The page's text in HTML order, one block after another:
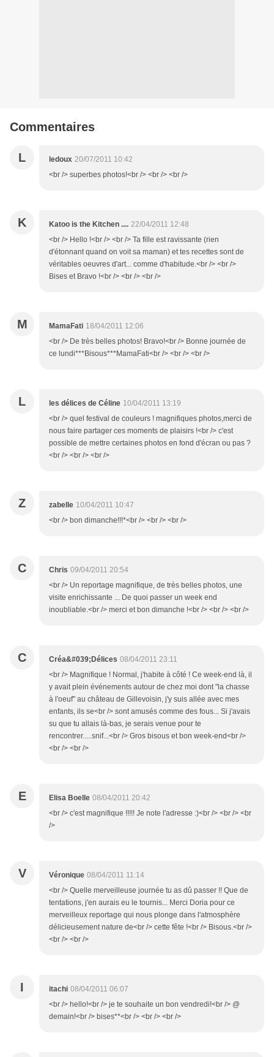
Commentaires
L ledoux 20/07/2011 10:42
<br /> superbes photos!<br /> <br /> <br />
K Katoo is the Kitchen .... 22/04/2011 12:48
<br /> Hello !<br /> <br /> Ta fille est ravissante (rien
d'étonnant quand on voit sa maman) et tes recettes sont de
véritables oeuvres d'art... comme d'habitude.<br /> <br />
Bises et Bravo !<br /> <br /> <br />
M MamaFati 18/04/2011 12:06
<br /> De très belles photos! Bravo!<br /> Bonne journée de
ce lundi***Bisous***MamaFati<br /> <br /> <br />
L les délices de Céline 10/04/2011 13:19
<br /> quel festival de couleurs ! magnifiques photos,merci de
nous faire partager ces moments de plaisirs !<br /> c'est
possible de mettre certaines photos en fond d'écran ou pas ?
<br /> <br /> <br />
Z zabelle 10/04/2011 10:47
<br /> bon dimanche!!!*<br /> <br /> <br />
C Chris 09/04/2011 20:54
<br /> Un reportage magnifique, de très belles photos, une
visite enrichissante ... De quoi passer un week end
inoubliable.<br /> merci et bon dimanche !<br /> <br /> <br />
C Créa&#039;Délices 08/04/2011 23:11
<br /> Magnifique ! Normal, j'habite à côté ! Ce week-end là, il
y avait plein événements autour de chez moi dont "la chasse
à l'oeuf" au château de Gillevoisin, j'y suis allée avec mes
enfants, ils se<br /> sont amusés comme des fous... Si j'avais
su que tu allais là-bas, je serais venue pour te
rencontrer.....snif...<br /> Gros bisous et bon week-end<br />
<br /> <br />
E Elisa Boelle 08/04/2011 20:42
<br /> c'est magnifique !!!!! Je note l'adresse :)<br /> <br /> <br
/>
V Véronique 08/04/2011 11:14
<br /> Quelle merveilleuse journée tu as dû passer !! Que de
tentations, j'en aurais eu le tournis... Merci Doria pour ce
merveilleux reportage qui nous plonge dans l'atmosphère
délicieusement nature de<br /> cette fête !<br /> Bisous.<br />
<br /> <br />
I itachi 08/04/2011 06:07
<br /> hello!<br /> je te souhaite un bon vendredi!<br /> @
demain!<br /> bises**<br /> <br /> <br />